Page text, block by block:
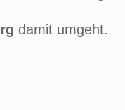
damit umgeht.